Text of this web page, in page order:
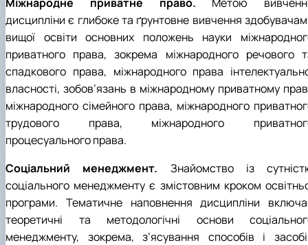
дисципліни є глибоке та ґрунтовне вивчення
вищої освіти основних положень науки
приватного права, зокрема міжнародного речового
спадкового права, міжнародного права
власності, зобов’язань в міжнародному приватному
міжнародного сімейного права, міжнародного
трудового права, міжнародного
процесуального права.
Соціальний менеджмент. Знайомство із
соціального менеджменту є змістовним кроком
програми. Тематичне наповнення дисципліни
теоретичні та методологічні основи
менеджменту, зокрема, з’ясування способів і